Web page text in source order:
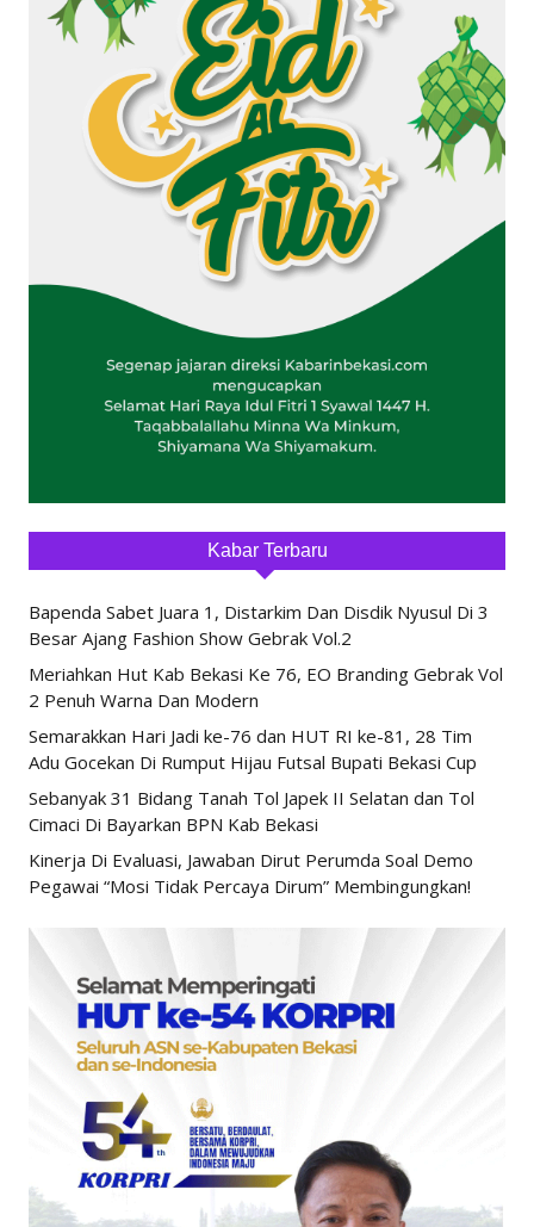
Kabar Terbaru
Bapenda Sabet Juara 1, Distarkim Dan Disdik Nyusul Di 3
Besar Ajang Fashion Show Gebrak Vol.2
Meriahkan Hut Kab Bekasi Ke 76, EO Branding Gebrak Vol
2 Penuh Warna Dan Modern
Semarakkan Hari Jadi ke-76 dan HUT RI ke-81, 28 Tim
Adu Gocekan Di Rumput Hijau Futsal Bupati Bekasi Cup
Sebanyak 31 Bidang Tanah Tol Japek II Selatan dan Tol
Cimaci Di Bayarkan BPN Kab Bekasi
Kinerja Di Evaluasi, Jawaban Dirut Perumda Soal Demo
Pegawai “Mosi Tidak Percaya Dirum” Membingungkan!